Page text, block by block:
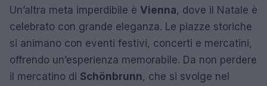
Un’altra meta imperdibile è Vienna, dove il Natale è
celebrato con grande eleganza. Le piazze storiche
si animano con eventi festivi, concerti e mercatini,
offrendo un’esperienza memorabile. Da non perdere
il mercatino di Schönbrunn, che si svolge nel